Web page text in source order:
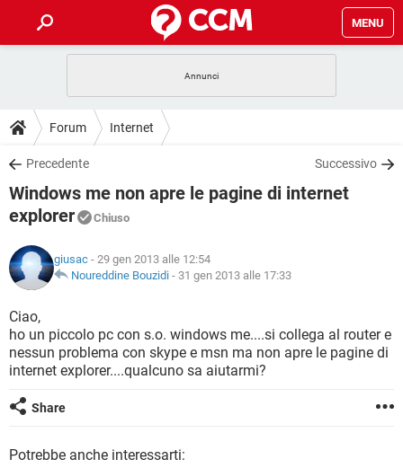
MENU
INTRATTENIMENTO
iOS
INSTAGRAM WHATSAPP
TIKTOK
HARDWARE
GUIDE
COVID-19
iOS
TIKTOK FACEBOOK
DOWNLOAD
COVID-19 GAMING
INTRATTENIMENTO
iOS
INSTAGRAM
TIKTOK
HARDWARE
FORUM
INTRATTENIMENTO ANDROID
INSTAGRAM WHATSAPP
FACEBOOK
GLOSSARIO
COVID-19
INTRATTENIMENTO
iOS WINDOWS 10
INSTAGRAM WHATSAPP
TIKTOK
Forum Internet
Precedente Successivo
Windows me non apre le pagine di internet
explorer
Chiuso
giusac - 29 gen 2013 alle 12:54
Noureddine Bouzidi - 31 gen 2013 alle 17:33
Ciao,
ho un piccolo pc con s.o. windows me....si collega al router e
nessun problema con skype e msn ma non apre le pagine di
internet explorer....qualcuno sa aiutarmi?
Share
Potrebbe anche interessarti: